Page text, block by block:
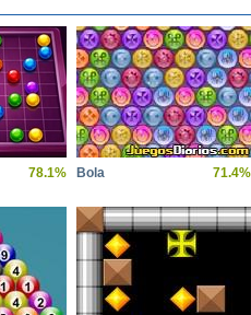
78.1% Bola 71.4%